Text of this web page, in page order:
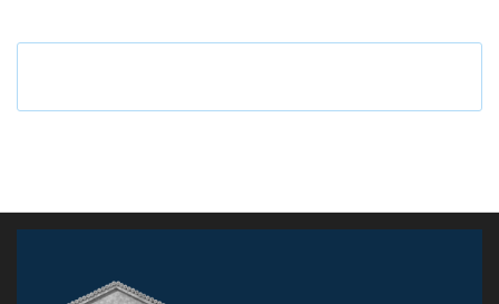
Что будет с наличными деньгами при цифровом